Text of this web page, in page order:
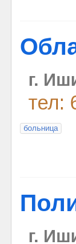
г.
тел:
больница
г.